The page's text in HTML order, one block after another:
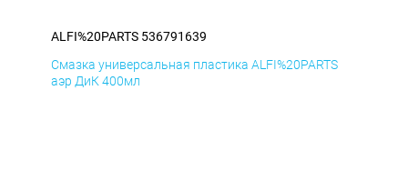
ALFI%20PARTS 536791639
Смазка универсальная пластика ALFI%20PARTS
аэр ДиК 400мл